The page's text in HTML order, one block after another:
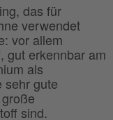
das für
verwendet
vor allem
gut erkennbar am
als
sehr gute
sind.